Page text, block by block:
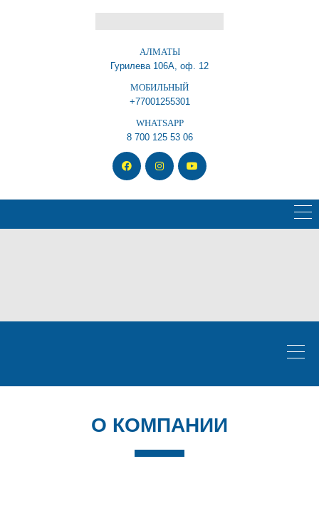
АЛМАТЫ
Гурилева 106А, оф. 12
МОБИЛЬНЫЙ
+77001255301
WHATSAPP
8 700 125 53 06
О КОМПАНИИ